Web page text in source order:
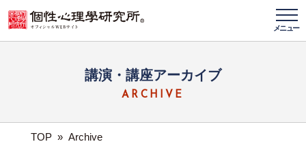
メニュー
講演・講座アーカイブ
ARCHIVE
TOP » Archive